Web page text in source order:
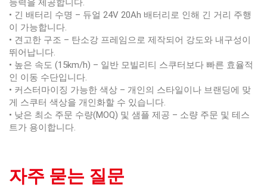
• 긴 배터리 수명 – 듀얼 24V 20Ah 배터리로 인해 긴 거리 주행
이 가능합니다.
• 견고한 구조 – 탄소강 프레임으로 제작되어 강도와 내구성이
뛰어납니다.
• 높은 속도 (15km/h) – 일반 모빌리티 스쿠터보다 빠른 효율적
인 이동 수단입니다.
• 커스터마이징 가능한 색상 – 개인의 스타일이나 브랜딩에 맞
게 스쿠터 색상을 개인화할 수 있습니다.
• 낮은 최소 주문 수량(MOQ) 및 샘플 제공 – 소량 주문 및 테스
트가 용이합니다.
자주 묻는 질문